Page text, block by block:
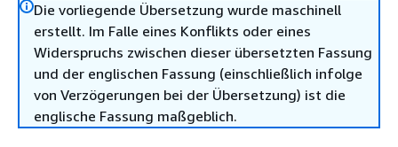
Die vorliegende Übersetzung wurde maschinell
erstellt. Im Falle eines Konflikts oder eines
Widerspruchs zwischen dieser übersetzten Fassung
und der englischen Fassung (einschließlich infolge
von Verzögerungen bei der Übersetzung) ist die
englische Fassung maßgeblich.